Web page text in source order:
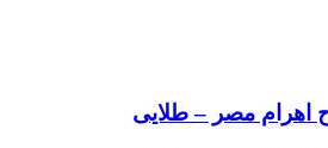
اهرام مصر – طلایی